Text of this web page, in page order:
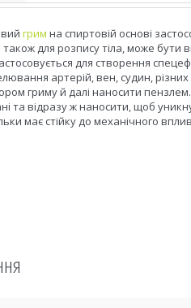
грим на спиртовій основі
також для розпису тіла, може бути
для створення
артерій, вен, судин,
гриму й далі наносити
та відразу ж наносити, щоб
має стійку до механічного